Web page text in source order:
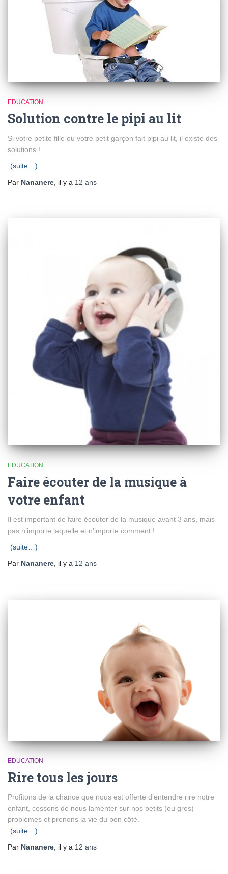
EDUCATION
Solution contre le pipi au lit
Si votre petite fille ou votre petit garçon fait pipi au lit, il existe des
solutions !
(suite…)
Par Nananere, il y a 12 ans
EDUCATION
Faire écouter de la musique à
votre enfant
Il est important de faire écouter de la musique avant 3 ans, mais
pas n’importe laquelle et n’importe comment !
(suite…)
Par Nananere , il y a 12 ans
EDUCATION
Rire tous les jours
Profitons de la chance que nous est offerte d’entendre rire notre
enfant, cessons de nous lamenter sur nos petits (ou gros)
problèmes et prenons la vie du bon côté.
(suite…)
Par Nananere, il y a 12 ans